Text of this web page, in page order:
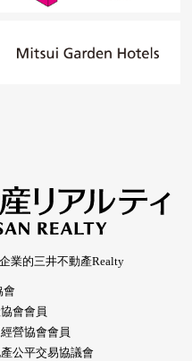
業的三井不動產Realty
會
會會員
營協會會員
公平交易協議會